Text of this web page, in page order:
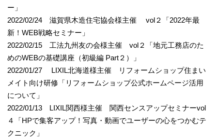
ー」
2022/02/24 滋賀県木造住宅協会様主催 vol２「2022年最
新！WEB戦略セミナー」
2022/02/15 工法九州友の会様主催 vol２「地元工務店のた
めのWEBの基礎講座（初級編 Part２）」
2022/01/27 LIXIL北海道様主催 リフォームショップ住まい
メイト向け研修「リフォームショップ公式ホームページ活用
について」
2022/01/13 LIXIL関西様主催 関西センスアップセミナーvol
４「HPで集客アップ！写真・動画でユーザーの心をつかむテ
クニック」